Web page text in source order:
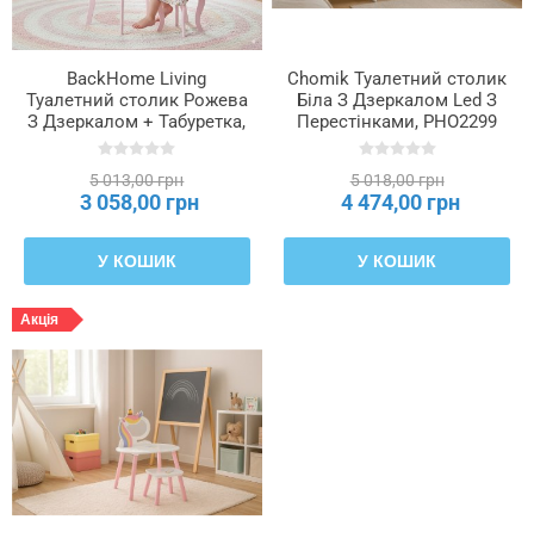
BackHome Living
Туалетний столик Рожева
З Дзеркалом + Табуретка,
PHO0403
5 013,00 грн
3 058,00 грн
У КОШИК
Chomik Туалетний столик
Біла З Дзеркалом Led З
Перестінками, PHO2299
5 018,00 грн
4 474,00 грн
У КОШИК
Акція